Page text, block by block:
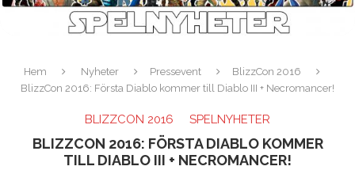
Hem Nyheter Pressevent
BlizzCon 2016
BlizzCon 2016: Första Diablo kommer till Diablo III + Necromancer!
BLIZZCON 2016 SPELNYHETER
BLIZZCON 2016: FÖRSTA DIABLO KOMMER
TILL DIABLO III + NECROMANCER!